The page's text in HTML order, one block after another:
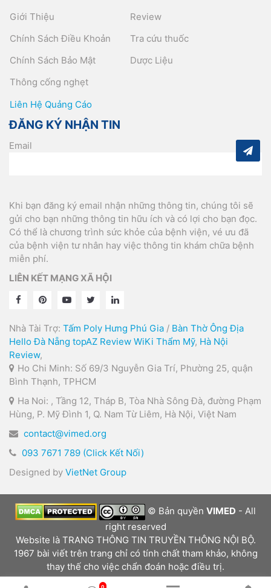
Giới Thiệu
Chính Sách Điều Khoản
Chính Sách Bảo Mật
Thông cống nghẹt
Review
Tra cứu thuốc
Dược Liệu
Liên Hệ Quảng Cáo
ĐĂNG KÝ NHẬN TIN
Email
Khi bạn đăng ký email nhận những thông tin, chúng tôi sẽ
gửi cho bạn những thông tin hữu ích và có lợi cho bạn đọc.
Có thể là chương trình sức khỏe của bệnh viện, vé ưu đã
của bệnh viện tư nhân hay việc thông tin khám chữa bệnh
miễn phí.
LIÊN KẾT MẠNG XÃ HỘI
Nhà Tài Trợ: Tấm Poly Hưng Phú Gia / Bàn Thờ Ông Địa
Hello Đà Nẵng topAZ Review WiKi Thẩm Mỹ, Hà Nội
Review,
Ho Chi Minh: Số 69/3 Nguyễn Gia Trí, Phường 25, quận
Bình Thạnh, TPHCM
Ha Noi: , Tầng 12, Tháp B, Tòa Nhà Sông Đà, đường Phạm
Hùng, P. Mỹ Đình 1, Q. Nam Từ Liêm, Hà Nội, Việt Nam
contact@vimed.org
093 7671 789 (Click Kết Nối)
Designed by VietNet Group
© Bản quyềnVIMED - All
right reserved
Website là TRANG THÔNG TIN TRUYỀN THÔNG NỘI BỘ.
1967 bài viết trên trang chỉ có tính chất tham khảo, không
thay thế cho việc chẩn đoán hoặc điều trị.
0